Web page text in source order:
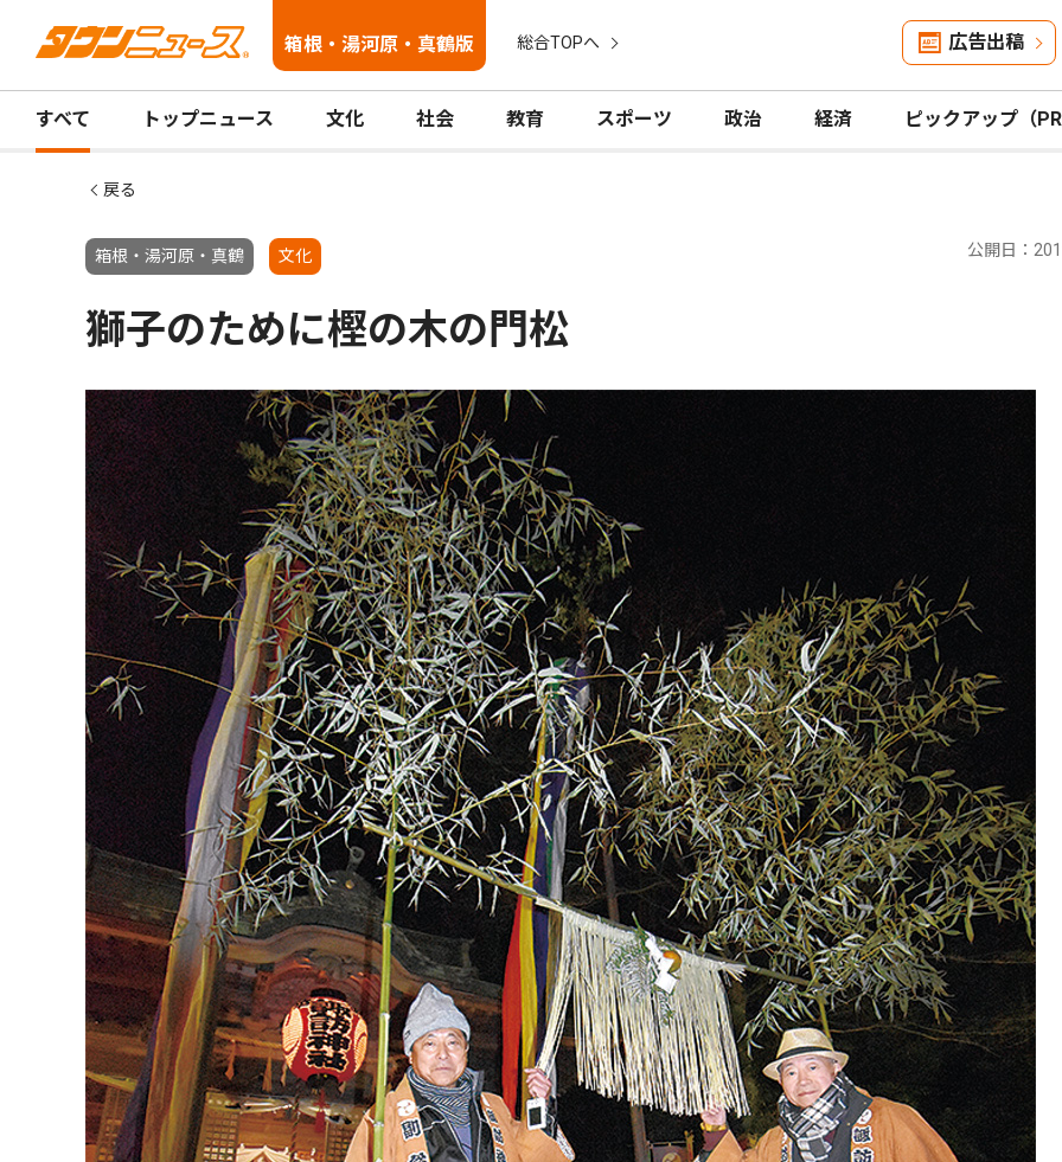
箱根・湯河原・真鶴版 総合TOPへ 広告出稿
すべて トップニュース 文化 社会 教育 スポーツ 政治 経済 ピックアップ（PR
戻る
箱根・湯河原・真鶴 文化 公開日：
獅子のために樫の木の門松